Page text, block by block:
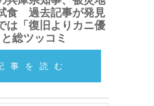
食 過去記事が発見
は「復旧よりカニ優
総ツッコミ
事を読む